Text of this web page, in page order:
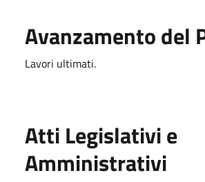
Avanzamento del
Lavori ultimati.
Atti Legislativi e
Amministrativi